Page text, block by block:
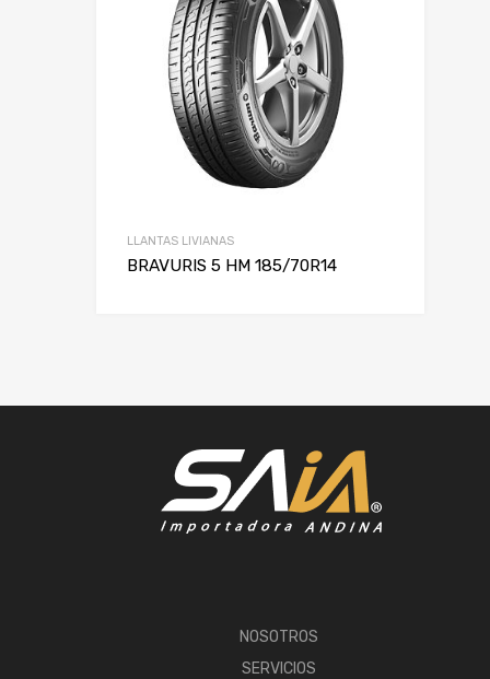
LLANTAS LIVIANAS
BRAVURIS 5 HM 185/70R14
NOSOTROS
SERVICIOS